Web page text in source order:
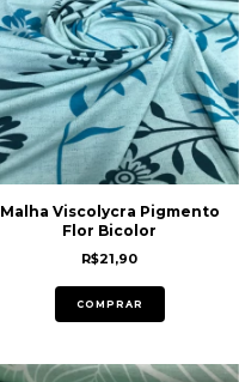
Malha Viscolycra Pigmento
Flor Bicolor
R$21,90
COMPRAR